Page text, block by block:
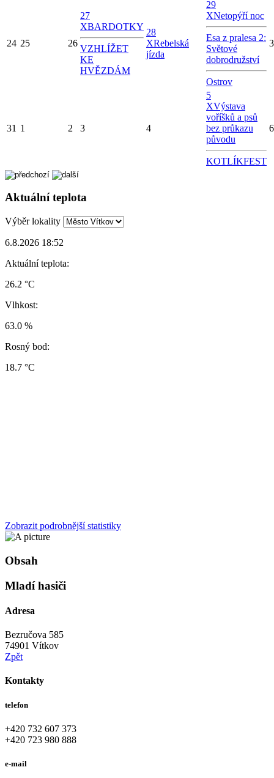
24 25 26
27
XBARDOTKY
VZHLÍŽET
KE
HVĚZDÁM
28
XRebelská
jízda
29
XNetopýří noc
Esa z pralesa 2:
Světové
dobrodružství
Ostrov
31 1 2 3 4
5
XVýstava
voříšků a psů
bez průkazu
původu
KOTLÍKFEST
6
Aktuální teplota
Výběr lokality
6.8.2026 18:52
Aktuální teplota:
26.2 °C
Vlhkost:
63.0 %
Rosný bod:
18.7 °C
Zobrazit podrobnější statistiky
Obsah
Mladí hasiči
Adresa
Bezručova 585
74901 Vítkov
Zpět
Kontakty
telefon
+420 732 607 373
+420 723 980 888
e-mail